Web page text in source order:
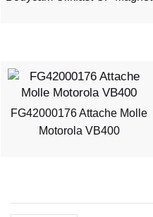
FG42000176 Attache Molle
Motorola VB400